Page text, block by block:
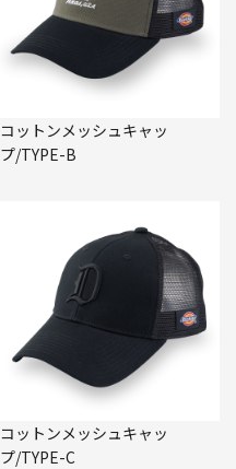
コットンメッシュキャッ
プ/TYPE-B
コットンメッシュキャッ
プ/TYPE-C